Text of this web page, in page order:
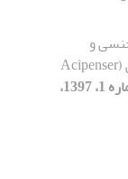
و
شاخص‌های بیوشیمیایی خون استرلیاد پرورشی (Acipenser
[دوره 31، شماره 1، 1397،